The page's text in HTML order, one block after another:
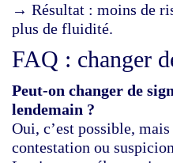
→ Résultat : moins de
plus de fluidité.
FAQ : changer
Peut‑on changer de
lendemain ?
Oui, c’est possible,
contestation ou